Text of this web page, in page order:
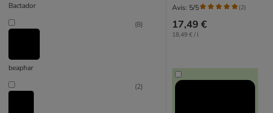
Bactador
beaphar
(8)
(2)
17,49 €
18,49 € / l
Avis: 5/5 (2)